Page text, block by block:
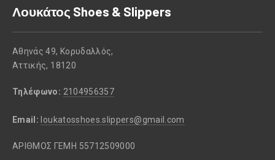
Λουκάτος Shoes & Slippers
Αθηνάς 49, Κορυδαλλός,
Αττικής, 18120
Τηλέφωνο: 2104956357
Email: loukatosshoes.slippers@gmail.com
ΑΡΙΘΜΟΣ ΓΕΜΗ 55712509000